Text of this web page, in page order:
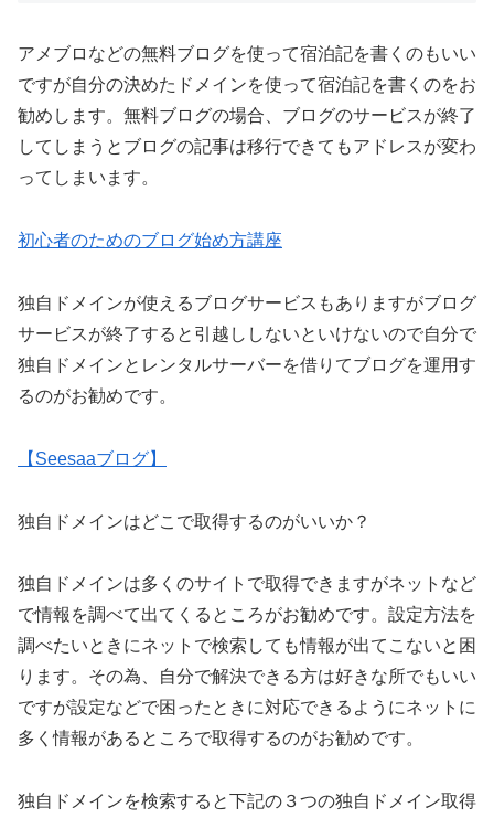
アメブロなどの無料ブログを使って宿泊記を書くのもいい
ですが自分の決めたドメインを使って宿泊記を書くのをお
勧めします。無料ブログの場合、ブログのサービスが終了
してしまうとブログの記事は移行できてもアドレスが変わ
ってしまいます。
初心者のためのブログ始め方講座
独自ドメインが使えるブログサービスもありますがブログ
サービスが終了すると引越ししないといけないので自分で
独自ドメインとレンタルサーバーを借りてブログを運用す
るのがお勧めです。
【Seesaaブログ】
独自ドメインはどこで取得するのがいいか？
独自ドメインは多くのサイトで取得できますがネットなど
で情報を調べて出てくるところがお勧めです。設定方法を
調べたいときにネットで検索しても情報が出てこないと困
ります。その為、自分で解決できる方は好きな所でもいい
ですが設定などで困ったときに対応できるようにネットに
多く情報があるところで取得するのがお勧めです。
独自ドメインを検索すると下記の３つの独自ドメイン取得